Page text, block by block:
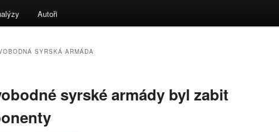
Autoři
SYRSKÁ ARMÁDA
syrské armády byl zabit